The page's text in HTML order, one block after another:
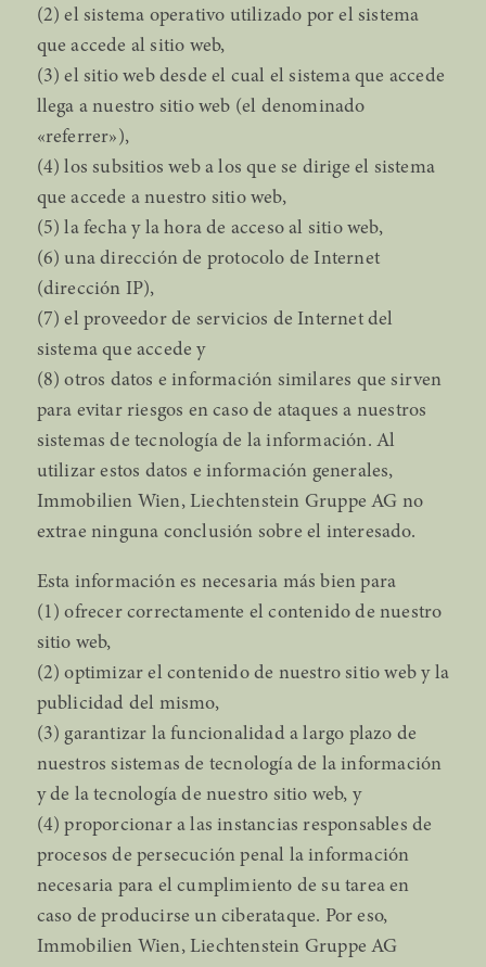
(2) el sistema operativo utilizado por el sistema
que accede al sitio web,
(3) el sitio web desde el cual el sistema que accede
llega a nuestro sitio web (el denominado
«referrer»),
(4) los subsitios web a los que se dirige el sistema
que accede a nuestro sitio web,
(5) la fecha y la hora de acceso al sitio web,
(6) una dirección de protocolo de Internet
(dirección IP),
(7) el proveedor de servicios de Internet del
sistema que accede y
(8) otros datos e información similares que sirven
para evitar riesgos en caso de ataques a nuestros
sistemas de tecnología de la información. Al
utilizar estos datos e información generales,
Immobilien Wien, Liechtenstein Gruppe AG no
extrae ninguna conclusión sobre el interesado.
Esta información es necesaria más bien para
(1) ofrecer correctamente el contenido de nuestro
sitio web,
(2) optimizar el contenido de nuestro sitio web y la
publicidad del mismo,
(3) garantizar la funcionalidad a largo plazo de
nuestros sistemas de tecnología de la información
y de la tecnología de nuestro sitio web, y
(4) proporcionar a las instancias responsables de
procesos de persecución penal la información
necesaria para el cumplimiento de su tarea en
caso de producirse un ciberataque. Por eso,
Immobilien Wien, Liechtenstein Gruppe AG